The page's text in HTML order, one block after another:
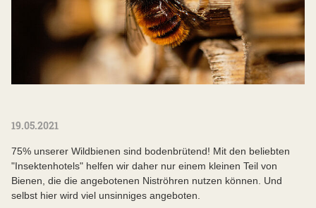
19.05.2021
75% unserer Wildbienen sind bodenbrütend! Mit den beliebten
"Insektenhotels" helfen wir daher nur einem kleinen Teil von
Bienen, die die angebotenen Niströhren nutzen können. Und
selbst hier wird viel unsinniges angeboten.